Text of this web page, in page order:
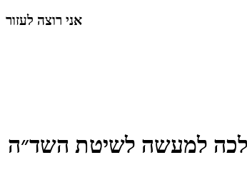
אני רוצה לעזור